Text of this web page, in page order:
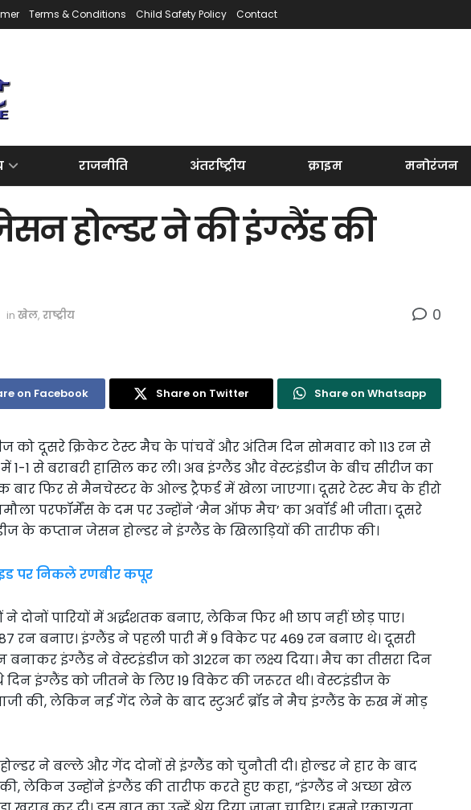
Terms & Conditions Child Safety Policy Contact
राजनीति अंतर्राष्ट्रीय क्राइम मनोरंजन
होल्डर ने की इंग्लैंड की
in खेल, राष्ट्रीय 0
on Facebook Share on Twitter Share on Whatsapp
को दूसरे क्रिकेट टेस्ट मैच के पांचवें और अंतिम दिन सोमवार को 113 रन से
1-1 से बराबरी हासिल कर ली। अब इंग्लैंड और वेस्टइंडीज के बीच सीरीज का
बार फिर से मैनचेस्टर के ओल्ड ट्रैफर्ड में खेला जाएगा। दूसरे टेस्ट मैच के हीरो
परफॉर्मेंस के दम पर उन्होंने ‘मैन ऑफ मैच’ का अवॉर्ड भी जीता। दूसरे
के कप्तान जेसन होल्डर ने इंग्लैंड के खिलाड़ियों की तारीफ की।
पर निकले रणबीर कपूर
पारियों में अर्द्धशतक बनाए, लेकिन फिर भी छाप नहीं छोड़ पाए।
रन बनाए। इंग्लैंड ने पहली पारी में 9 विकेट पर 469 रन बनाए थे। दूसरी
बनाकर इंग्लैंड ने वेस्टइंडीज को 312रन का लक्ष्य दिया। मैच का तीसरा दिन
दिन इंग्लैंड को जीतने के लिए 19 विकेट की जरूरत थी। वेस्टइंडीज के
की, लेकिन नई गेंद लेने के बाद स्टुअर्ट ब्रॉड ने मैच इंग्लैंड के रुख में मोड़
ने बल्ले और गेंद दोनों से इंग्लैंड को चुनौती दी। होल्डर ने हार के बाद
लेकिन उन्होंने इंग्लैंड की तारीफ करते हुए कहा, ”इंग्लैंड ने अच्छा खेल